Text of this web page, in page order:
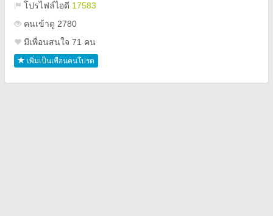
โปรไฟล์ไอดี 17583
คนเข้าดู 2780
มีเพื่อนสนใจ 71 คน
เพิ่มเป็นเพื่อนคนโปรด